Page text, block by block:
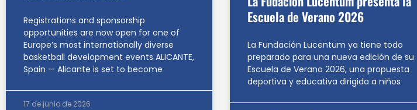
Registrations and sponsorship
opportunities are now open for one of
Europe’s most internationally diverse
basketball development events ALICANTE,
Spain — Alicante is set to become
17 de junio de 2026
Escuela de Verano 2026
La Fundación Lucentum ya tiene todo
preparado para una nueva edición de su
Escuela de Verano 2026, una propuesta
deportiva y educativa dirigida a niños